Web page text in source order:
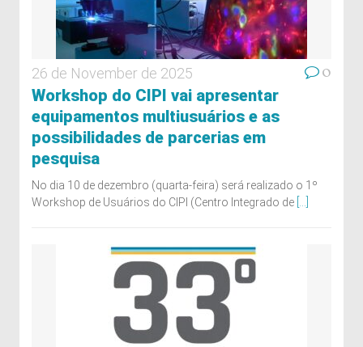
26 de November de 2025 0
Workshop do CIPI vai apresentar
equipamentos multiusuários e as
possibilidades de parcerias em
pesquisa
No dia 10 de dezembro (quarta-feira) será realizado o 1º
Workshop de Usuários do CIPI (Centro Integrado de